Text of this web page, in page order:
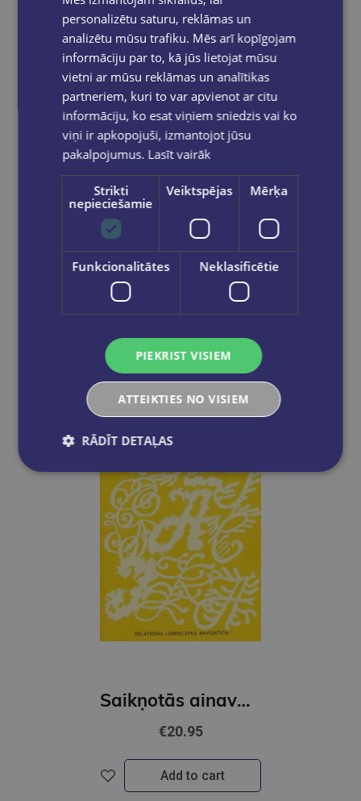
AIDIS TOMSONS
Ārpus ētera. Žurnālista piezīmes
€13.95
Add to cart
Saikņotās ainavas: Navigācija
€20.95
Add to cart
personalizētu saturu, reklāmas un
analizētu mūsu trafiku. Mēs arī kopīgojam
informāciju par to, kā jūs lietojat mūsu
vietni ar mūsu reklāmas un analītikas
partneriem, kuri to var apvienot ar citu
informāciju, ko esat viņiem sniedzis vai ko
viņi ir apkopojuši, izmantojot jūsu
pakalpojumus. Lasīt vairāk
Strikti
nepieciešamie
Veiktspējas Mērķa
Funkcionalitātes Neklasificētie
PIEKRIST VISIEM
ATTEIKTIES NO VISIEM
RĀDĪT DETAĻAS